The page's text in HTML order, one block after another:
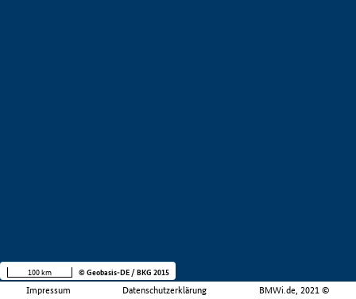
Impressum Datenschutzerklärung BMWi.de, 2021 ©
100 km © Geobasis-DE / BKG 2015